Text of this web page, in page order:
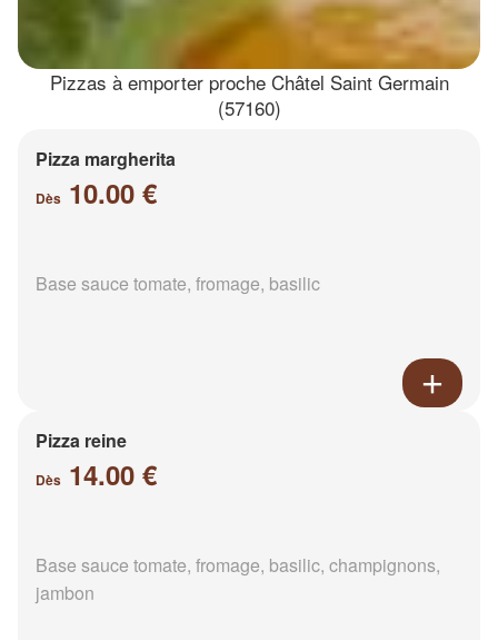
Pizzas à emporter proche Châtel Saint Germain
(57160)
Pizza margherita
Dès 10.00 €
Base sauce tomate, fromage, basilic
Pizza reine
Dès 14.00 €
Base sauce tomate, fromage, basilic, champignons,
jambon